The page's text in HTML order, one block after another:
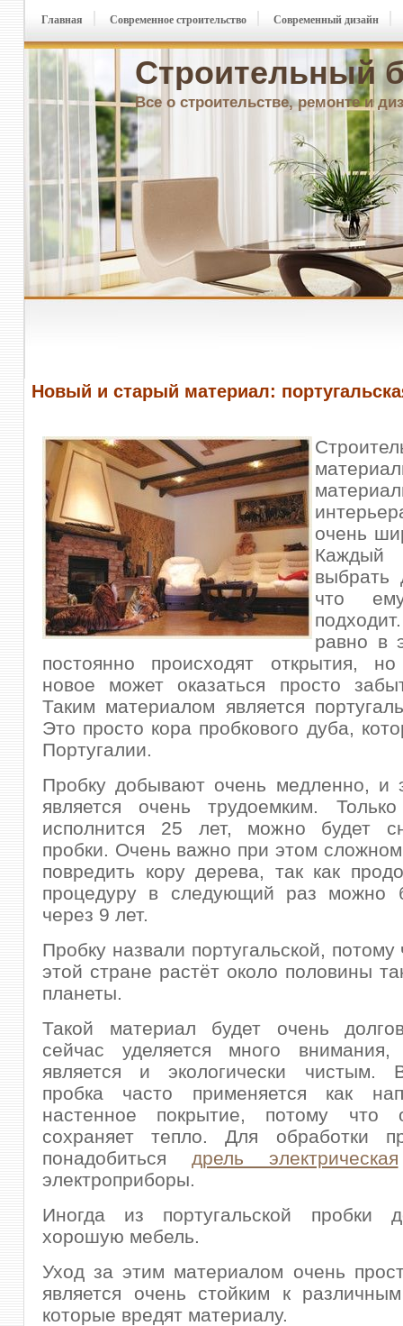
Строительный
Все о строительстве, ремонте и
Главная Современное строительство Современный дизайн
Новый и старый материал:
очень
выбрать
что
равно в
постоянно происходят открытия,
новое может оказаться просто
Таким материалом является
Это просто кора пробкового дуба,
Португалии.
Пробку добывают очень медленно, и
является очень трудоемким.
исполнится 25 лет, можно будет
пробки. Очень важно при этом
повредить кору дерева, так как
процедуру в следующий раз можно
через 9 лет.
Пробку назвали португальской,
этой стране растёт около половины
планеты.
Такой материал будет очень
сейчас уделяется много
является и экологически чистым.
пробка часто применяется как
настенное покрытие, потому что
сохраняет тепло. Для обработки
понадобиться дрель электрическая
электроприборы.
Иногда из португальской пробки
хорошую мебель.
Уход за этим материалом очень
является очень стойким к
которые вредят материалу.